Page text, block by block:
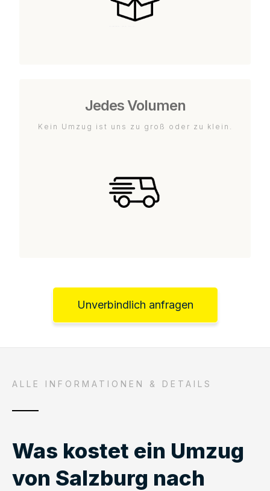
Jedes Volumen
Kein Umzug ist uns zu groß oder zu klein.
Unverbindlich anfragen
ALLE INFORMATIONEN & DETAILS
Was kostet ein Umzug
von Salzburg nach